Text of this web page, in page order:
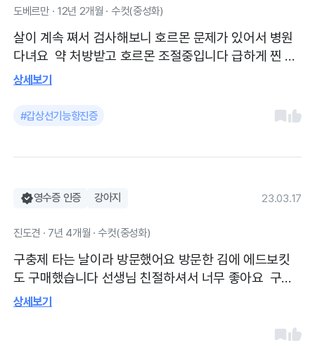
비용도 원래 비싸고 꾸준히 먹어야 하는 약
이라 약값이 만만치 않지만 건강해진 아이
를 보니 병원비보다 진료가 중요하다는걸
도베르만 · 12년 2개월 · 수컷(중성화)
살이 계속 쪄서 검사해보니 호르몬 문제가 있어서 병원
다녀요 약 처방받고 호르몬 조절중입니다 급하게 찐 살
은 많이 빠졌고 행동도 덜 둔해졌어요 항상 친절하시고
요
상세보기
#갑상선기능항진증
영수증 인증 강아지 23.03.17
진도견 · 7년 4개월 · 수컷(중성화)
구충제 타는 날이라 방문했어요 방문한 김에 에드보킷
도 구매했습니다 선생님 친절하셔서 너무 좋아요 구충
제 타왔어요 날짜 되면 알려주셔서 편하게 타올수있어
상세보기